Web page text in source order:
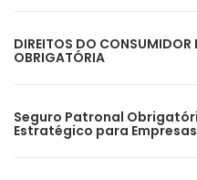
DIREITOS DO
OBRIGATÓRIA
Seguro Patronal
Estratégico para